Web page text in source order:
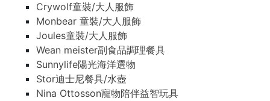
Crywolf童裝/大人服飾
Monbear 童裝/大人服飾
Joules童裝/大人服飾
Wean meister副食品調理餐具
Sunnylife陽光海洋選物
Stor迪士尼餐具/水壺
Nina Ottosson寵物陪伴益智玩具